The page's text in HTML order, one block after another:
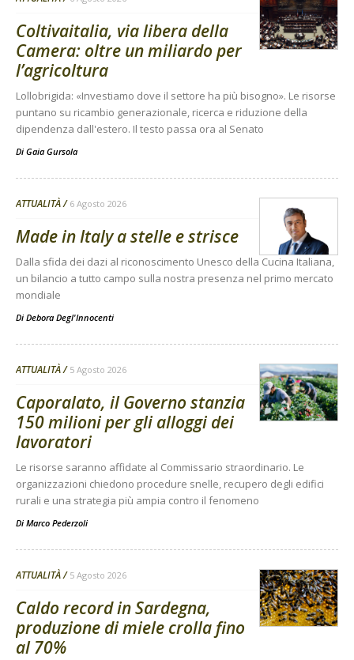
Coltivaitalia, via libera della
Camera: oltre un miliardo per
l’agricoltura
Lollobrigida: «Investiamo dove il settore ha più bisogno». Le risorse
puntano su ricambio generazionale, ricerca e riduzione della
dipendenza dall'estero. Il testo passa ora al Senato
Di Gaia Gursola
ATTUALITÀ 6 Agosto 2026
Made in Italy a stelle e strisce
Dalla sfida dei dazi al riconoscimento Unesco della Cucina Italiana,
un bilancio a tutto campo sulla nostra presenza nel primo mercato
mondiale
Di Debora Degl'Innocenti
ATTUALITÀ 5 Agosto 2026
Caporalato, il Governo stanzia
150 milioni per gli alloggi dei
lavoratori
Le risorse saranno affidate al Commissario straordinario. Le
organizzazioni chiedono procedure snelle, recupero degli edifici
rurali e una strategia più ampia contro il fenomeno
Di Marco Pederzoli
ATTUALITÀ 5 Agosto 2026
Caldo record in Sardegna,
produzione di miele crolla fino
al 70%